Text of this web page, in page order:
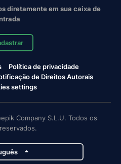
diretamente em sua caixa de
Política de privacidade
de Direitos Autorais
settings
Company S.L.U. Todos os